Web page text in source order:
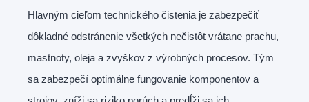
Hlavným cieľom technického čistenia je zabezpečiť
dôkladné odstránenie všetkých nečistôt vrátane prachu,
mastnoty, oleja a zvyškov z výrobných procesov. Tým
sa zabezpečí optimálne fungovanie komponentov a